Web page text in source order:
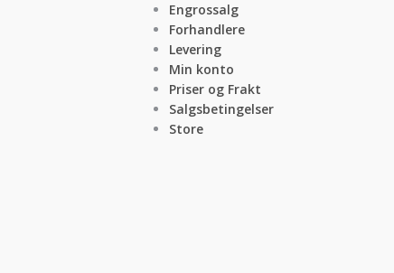
Engrossalg
Forhandlere
Levering
Min konto
Priser og Frakt
Salgsbetingelser
Store